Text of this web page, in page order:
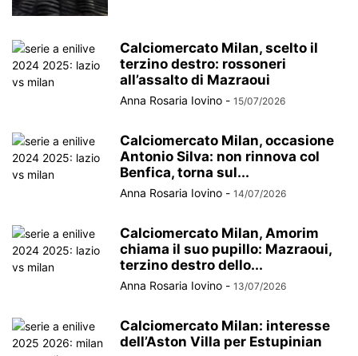
Calciomercato Milan, scelto il
terzino destro: rossoneri
all’assalto di Mazraoui
Anna Rosaria Iovino - 15/07/2026
Calciomercato Milan, occasione
Antonio Silva: non rinnova col
Benfica, torna sul...
Anna Rosaria Iovino - 14/07/2026
Calciomercato Milan, Amorim
chiama il suo pupillo: Mazraoui,
terzino destro dello...
Anna Rosaria Iovino - 13/07/2026
Calciomercato Milan: interesse
dell’Aston Villa per Estupinian